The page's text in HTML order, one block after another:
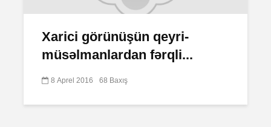
Xarici görünüşün qeyri-
müsəlmanlardan fərqli...
8 Aprel 2016 68 Baxış